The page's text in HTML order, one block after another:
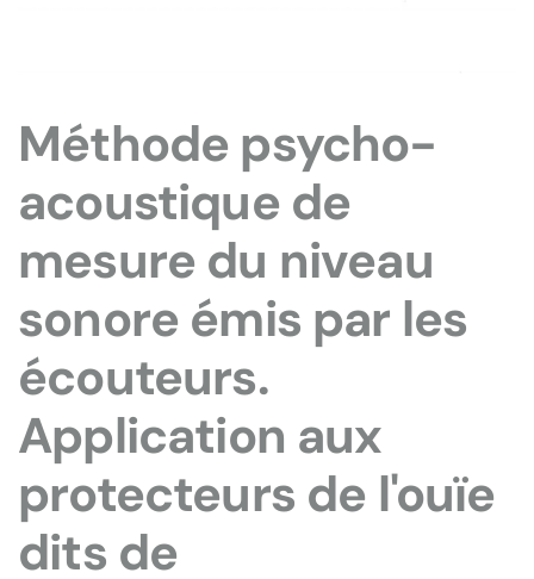
Méthode psycho-
acoustique de
mesure du niveau
sonore émis par les
écouteurs.
Application aux
protecteurs de l'ouïe
dits de